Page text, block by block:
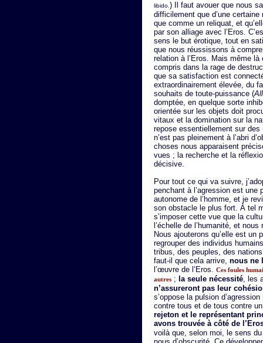
libido. ) Il faut avouer que nous
difficilement que d’une
que comme un reliquat, et
par son alliage avec l’Eros.
sens le but érotique, tout en
que nous réussissons à
relation à l’Eros. Mais même
compris dans la rage de
que sa satisfaction est
extraordinairement élevée, du
souhaits de toute-puissance (
domptée, en quelque sorte
orientée sur les objets doit
vitaux et la domination sur la
repose essentiellement sur des
n’est pas pleinement à l’abri
choses nous apparaisent
vues ; la recherche et la
décisive.
Pour tout ce qui va suivre,
penchant à l’agression est une
autonome de l’homme, et je
son obstacle le plus fort. À tel
s’imposer cette vue que la
l’échelle de l’humanité, et
Nous ajouterons qu’elle est un
regrouper des individus
tribus, des peuples, des
faut-il que cela arrive, nous ne
l’œuvre de l’Eros. Ces foules
autres ; la seule nécessité, les
n’assureront pas leur
s’oppose la pulsion
contre tous et de tous contre
rejeton et le représentant
avons trouvée à côté de
voilà que, selon moi, le sens